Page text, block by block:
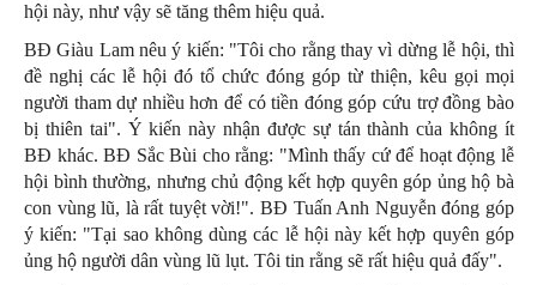
hội này, như vậy sẽ tăng thêm hiệu quả.
BĐ Giàu Lam nêu ý kiến: "Tôi cho rằng thay vì dừng lễ hội, thì
đề nghị các lễ hội đó tổ chức đóng góp từ thiện, kêu gọi mọi
người tham dự nhiều hơn để có tiền đóng góp cứu trợ đồng bào
bị thiên tai". Ý kiến này nhận được sự tán thành của không ít
BĐ khác. BĐ Sắc Bùi cho rằng: "Mình thấy cứ để hoạt động lễ
hội bình thường, nhưng chủ động kết hợp quyên góp ủng hộ bà
con vùng lũ, là rất tuyệt vời!". BĐ Tuấn Anh Nguyễn đóng góp
ý kiến: "Tại sao không dùng các lễ hội này kết hợp quyên góp
ủng hộ người dân vùng lũ lụt. Tôi tin rằng sẽ rất hiệu quả đấy".